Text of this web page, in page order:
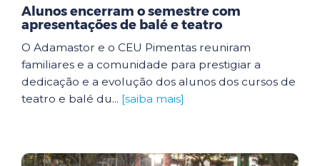
Alunos encerram o semestre com
apresentações de balé e teatro
O Adamastor e o CEU Pimentas reuniram
familiares e a comunidade para prestigiar a
dedicação e a evolução dos alunos dos cursos de
teatro e balé du... [saiba mais]